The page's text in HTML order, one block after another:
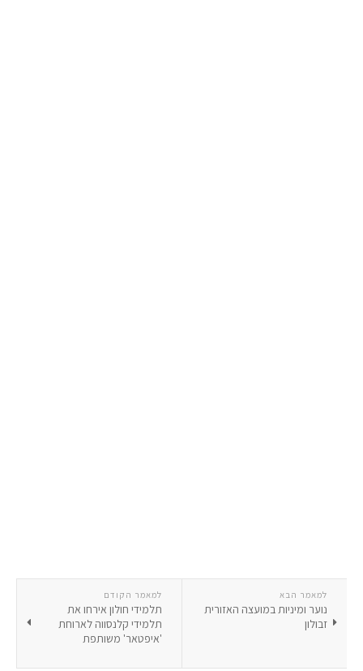
למאמר הקודם
תלמידי חולון אירחו את
תלמידי קלנסווה לארוחת
'איפטאר' משותפת
למאמר הבא
נוער ומיניות במועצה האזורית
זבולון